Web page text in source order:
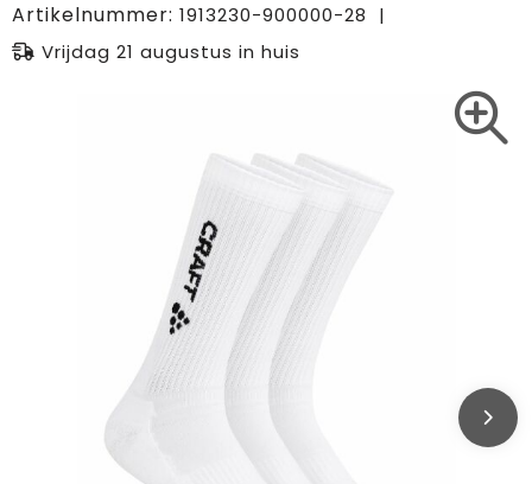
Artikelnummer: 1913230-900000-28
Vrijdag 21 augustus in huis